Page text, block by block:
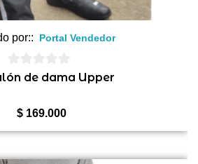
por:: Portal Vendedor
0
de dama Upper
$169.000